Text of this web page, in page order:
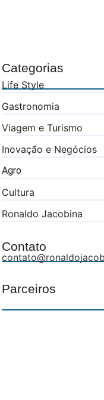
Categorias
Life Style
Gastronomia
Viagem e Turismo
Inovação e Negócios
Agro
Cultura
Ronaldo Jacobina
Contato
Parceiros